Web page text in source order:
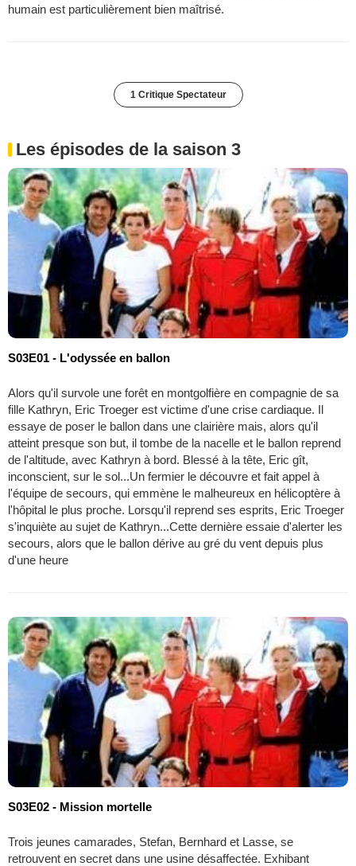
humain est particulièrement bien maîtrisé.
1 Critique Spectateur
Les épisodes de la saison 3
S03E01 - L'odyssée en ballon
Alors qu'il survole une forêt en montgolfière en compagnie de sa
fille Kathryn, Eric Troeger est victime d'une crise cardiaque. Il
essaye de poser le ballon dans une clairière mais, alors qu'il
atteint presque son but, il tombe de la nacelle et le ballon reprend
de l'altitude, avec Kathryn à bord. Blessé à la tête, Eric gît,
inconscient, sur le sol...Un fermier le découvre et fait appel à
l'équipe de secours, qui emmène le malheureux en hélicoptère à
l'hôpital le plus proche. Lorsqu'il reprend ses esprits, Eric Troeger
s'inquiète au sujet de Kathryn...Cette dernière essaie d'alerter les
secours, alors que le ballon dérive au gré du vent depuis plus
d'une heure
S03E02 - Mission mortelle
Trois jeunes camarades, Stefan, Bernhard et Lasse, se
retrouvent en secret dans une usine désaffectée. Exhibant